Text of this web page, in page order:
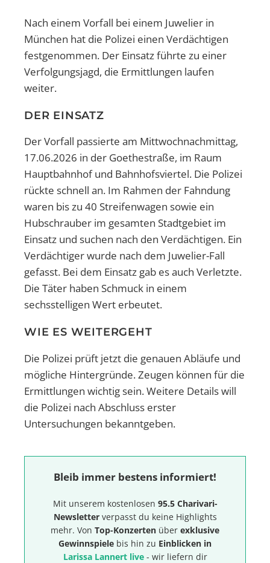
Nach einem Vorfall bei einem Juwelier in
München hat die Polizei einen Verdächtigen
festgenommen. Der Einsatz führte zu einer
Verfolgungsjagd, die Ermittlungen laufen
weiter.
DER EINSATZ
Der Vorfall passierte am Mittwochnachmittag,
17.06.2026 in der Goethestraße, im Raum
Hauptbahnhof und Bahnhofsviertel. Die Polizei
rückte schnell an. Im Rahmen der Fahndung
waren bis zu 40 Streifenwagen sowie ein
Hubschrauber im gesamten Stadtgebiet im
Einsatz und suchen nach den Verdächtigen. Ein
Verdächtiger wurde nach dem Juwelier-Fall
gefasst. Bei dem Einsatz gab es auch Verletzte.
Die Täter haben Schmuck in einem
sechsstelligen Wert erbeutet.
WIE ES WEITERGEHT
Die Polizei prüft jetzt die genauen Abläufe und
mögliche Hintergründe. Zeugen können für die
Ermittlungen wichtig sein. Weitere Details will
die Polizei nach Abschluss erster
Untersuchungen bekanntgeben.
Bleib immer bestens informiert!
Mit unserem kostenlosen 95.5 Charivari-
Newsletterverpasst du keine Highlights
mehr. Von Top-Konzerten über exklusive
Gewinnspiele bis hin zu Einblicken in
Larissa Lannert live- wir liefern dir